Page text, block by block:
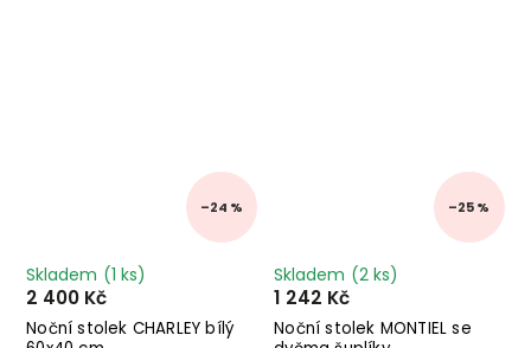
–24 %
Noční stolek CHARLEY bílý
Skladem (1 ks)
2 400 Kč
–25 %
Noční stolek MONTIEL se
Skladem (2 ks)
1 242 Kč